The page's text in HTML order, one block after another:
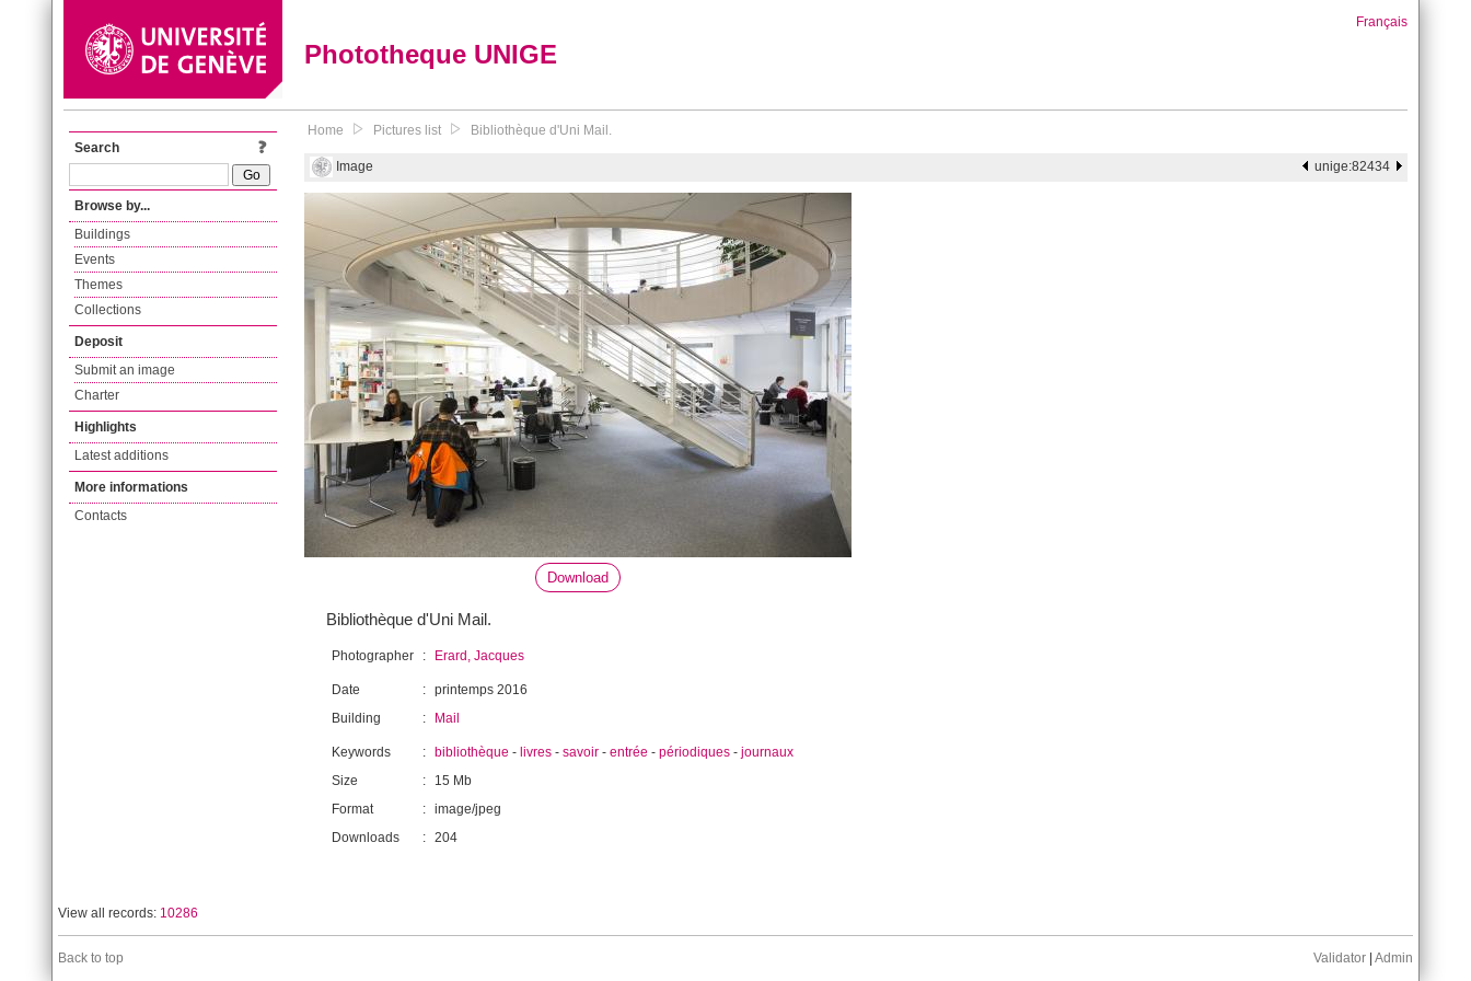
Phototheque UNIGE
Français
Search
Browse by...
Buildings
Events
Themes
Collections
Deposit
Submit an image
Charter
Highlights
Latest additions
More informations
Contacts
Home Pictures list Bibliothèque d'Uni Mail.
Image unige:82434
Download
Bibliothèque d'Uni Mail.
Photographer : Erard, Jacques
Date : printemps 2016
Building
: Mail
Keywords : bibliothèque - livres - savoir - entrée - périodiques - journaux
Size
:
15 Mb
Format
: image/jpeg
Downloads
: 204
View all records: 10286
Back to top Validator Admin